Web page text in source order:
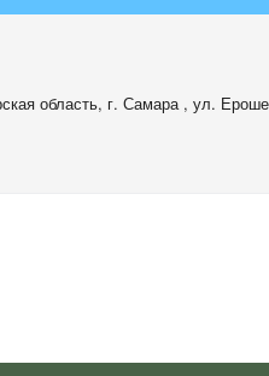
область, г. Самара , ул.